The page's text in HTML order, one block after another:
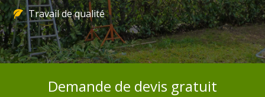
Travail de qualité
Demande de devis gratuit